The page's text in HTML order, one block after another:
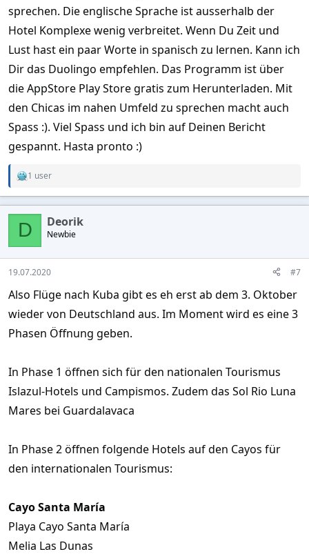
sprechen. Die englische Sprache ist ausserhalb der
Hotel Komplexe wenig verbreitet. Wenn Du Zeit und
Lust hast ein paar Worte in spanisch zu lernen. Kann ich
Dir das Duolingo empfehlen. Das Programm ist über
die AppStore Play Store gratis zum Herunterladen. Mit
den Chicas im nahen Umfeld zu sprechen macht auch
Spass :). Viel Spass und ich bin auf Deinen Bericht
gespannt. Hasta pronto :)
R
c
o
n
s
:
1 user
D Deorik
Newbie
19.07.2020 #7
Also Flüge nach Kuba gibt es eh erst ab dem 3. Oktober
wieder von Deutschland aus. Im Moment wird es eine 3
Phasen Öffnung geben.
In Phase 1 öffnen sich für den nationalen Tourismus
Islazul-Hotels und Campismos. Zudem das Sol Rio Luna
Mares bei Guardalavaca
In Phase 2 öffnen folgende Hotels auf den Cayos für
den internationalen Tourismus:
Cayo Santa María
Playa Cayo Santa María
Melia Las Dunas